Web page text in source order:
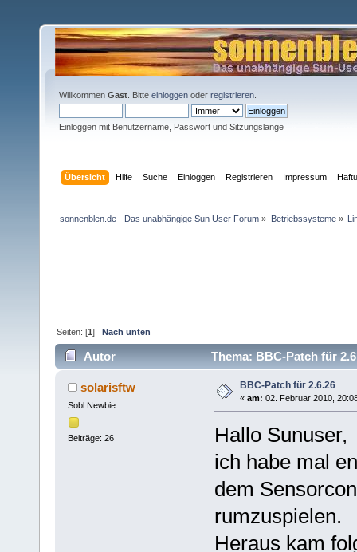
Willkommen Gast . Bitte einloggen oder registrieren
Einloggen mit Benutzername, Passwort und Sitzungslänge
Übersicht Hilfe Suche Einloggen Registrieren Impressum
sonnenblen.de - Das unabhängige Sun User Forum » Betriebssysteme»
Seiten: [1]Nach unten
Autor Thema: BBC-Patch für
solarisftw
Sobl Newbie
Beiträge: 26
BBC-Patch für 2.6.26
« am: 02. Februar 2010,
Hallo Sunuser,
ich habe mal
dem
rumzuspielen.
Heraus kam